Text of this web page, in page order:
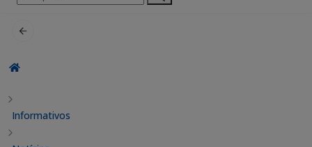
por:
Informativos